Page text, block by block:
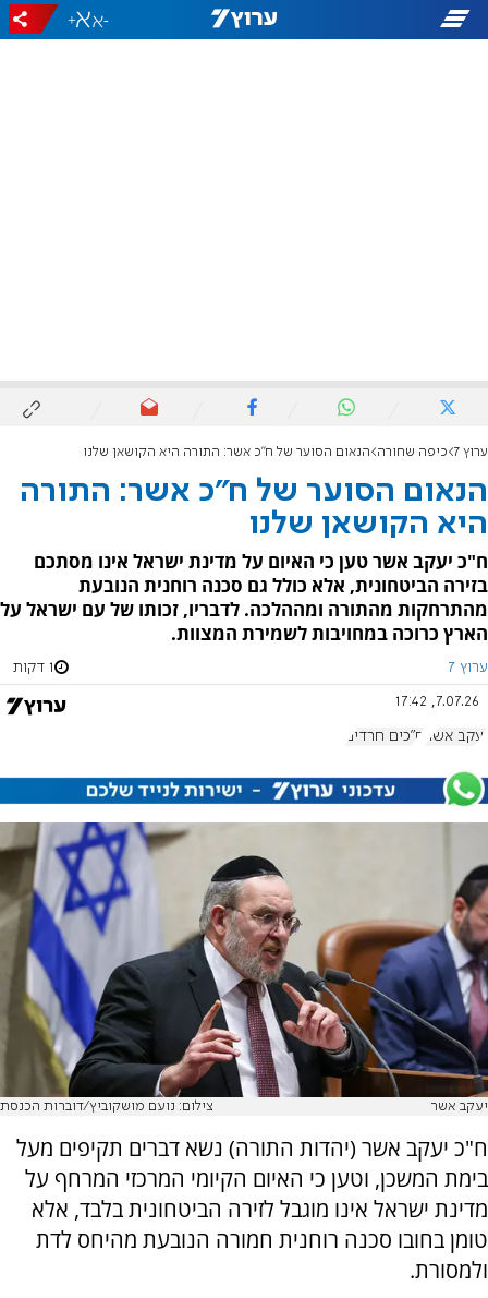
-
+
ערוץ 7 כיפה שחורה הנאום הסוער של ח"כ אשר: התורה היא הקושאן שלנו
הנאום הסוער של ח"כ אשר: התורה
היא הקושאן שלנו
ח"כ יעקב אשר טען כי האיום על מדינת ישראל אינו מסתכם
בזירה הביטחונית, אלא כולל גם סכנה רוחנית הנובעת
מהתרחקות מהתורה ומההלכה. לדבריו, זכותו של עם ישראל על
הארץ כרוכה במחויבות לשמירת המצוות.
ערוץ 7 1 דקות
7.07.26, 17:42
יעקב אשר ח"כים חרדים
יעקב אשר צילום: נועם מושקוביץ/דוברות הכנסת
ח"כ יעקב אשר (יהדות התורה) נשא דברים תקיפים מעל
בימת המשכן, וטען כי האיום הקיומי המרכזי המרחף על
מדינת ישראל אינו מוגבל לזירה הביטחונית בלבד, אלא
טומן בחובו סכנה רוחנית חמורה הנובעת מהיחס לדת
ולמסורת.